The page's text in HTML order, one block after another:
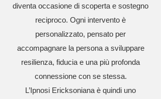
diventa occasione di scoperta e sostegno
reciproco. Ogni intervento è
personalizzato, pensato per
accompagnare la persona a sviluppare
resilienza, fiducia e una più profonda
connessione con se stessa.
L’Ipnosi Ericksoniana è quindi uno